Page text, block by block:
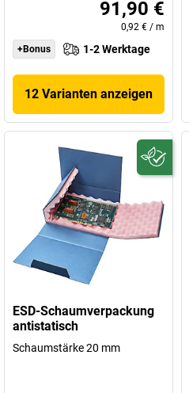
91,90 €
0,92 € / m
+Bonus
1-2 Werktage
12 Varianten anzeigen
ESD-Schaumverpackung
antistatisch
Schaumstärke 20 mm